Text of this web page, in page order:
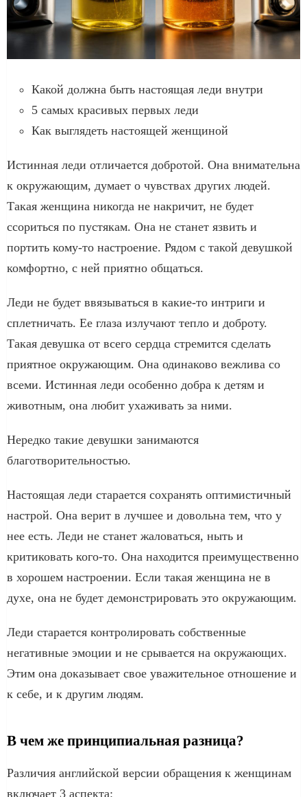
Какой должна быть настоящая леди внутри
5 самых красивых первых леди
Как выглядеть настоящей женщиной
Истинная леди отличается добротой. Она внимательна
к окружающим, думает о чувствах других людей.
Такая женщина никогда не накричит, не будет
ссориться по пустякам. Она не станет язвить и
портить кому-то настроение. Рядом с такой девушкой
комфортно, с ней приятно общаться.
Леди не будет ввязываться в какие-то интриги и
сплетничать. Ее глаза излучают тепло и доброту.
Такая девушка от всего сердца стремится сделать
приятное окружающим. Она одинаково вежлива со
всеми. Истинная леди особенно добра к детям и
животным, она любит ухаживать за ними.
Нередко такие девушки занимаются
благотворительностью.
Настоящая леди старается сохранять оптимистичный
настрой. Она верит в лучшее и довольна тем, что у
нее есть. Леди не станет жаловаться, ныть и
критиковать кого-то. Она находится преимущественно
в хорошем настроении. Если такая женщина не в
духе, она не будет демонстрировать это окружающим.
Леди старается контролировать собственные
негативные эмоции и не срывается на окружающих.
Этим она доказывает свое уважительное отношение и
к себе, и к другим людям.
В чем же принципиальная разница?
Различия английской версии обращения к женщинам
включает 3 аспекта: